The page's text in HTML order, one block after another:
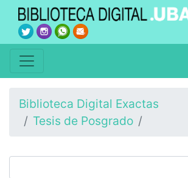
Biblioteca Digital Exactas
Tesis de Posgrado